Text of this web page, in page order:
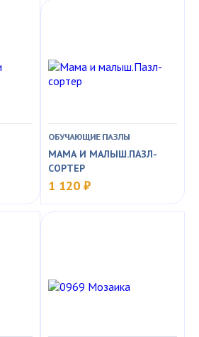
ОБУЧАЮЩИЕ ПАЗЛЫ
МАМА И МАЛЫШ.ПАЗЛ-
СОРТЕР
1 120 ₽